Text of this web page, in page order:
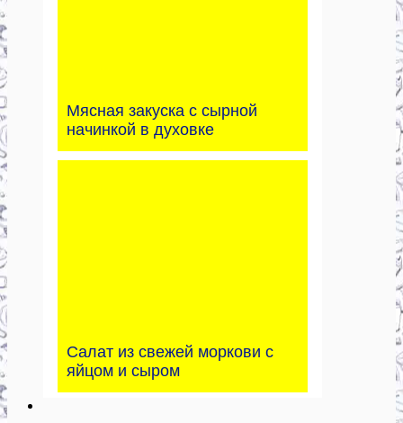
Мясная закуска с сырной
начинкой в духовке
Салат из свежей моркови с
яйцом и сыром